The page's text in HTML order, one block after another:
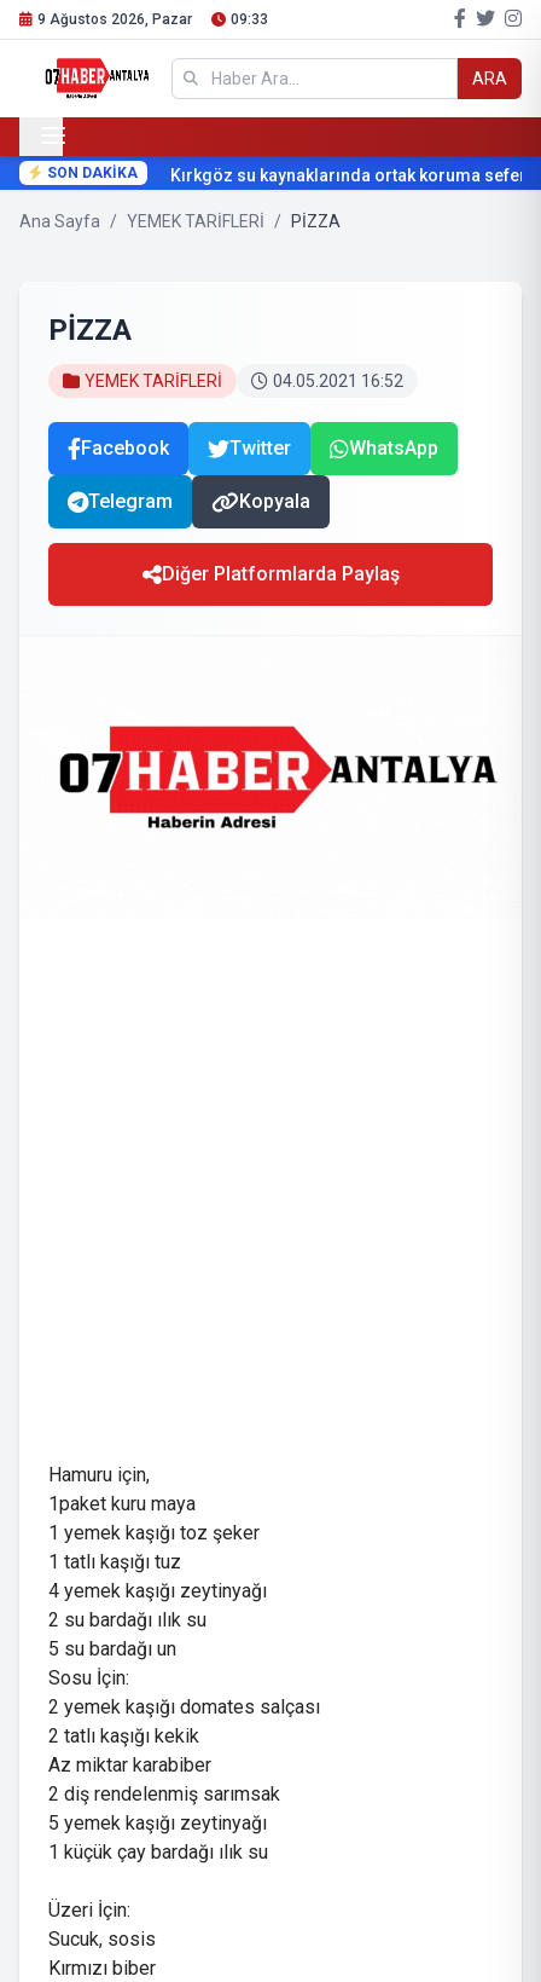
9 Ağustos 2026, Pazar 09:33
ARA
SON DAKİKA Kırkgöz su kaynaklarında ortak koruma
Ana Sayfa / YEMEK TARİFLERİ / PİZZA
PİZZA
YEMEK TARİFLERİ 04.05.2021 16:52
Facebook Twitter WhatsApp
Telegram Kopyala
Diğer Platformlarda Paylaş
Hamuru için,
1paket kuru maya
1 yemek kaşığı toz şeker
1 tatlı kaşığı tuz
4 yemek kaşığı zeytinyağı
2 su bardağı ılık su
5 su bardağı un
Sosu İçin:
2 yemek kaşığı domates salçası
2 tatlı kaşığı kekik
Az miktar karabiber
2 diş rendelenmiş sarımsak
5 yemek kaşığı zeytinyağı
1 küçük çay bardağı ılık su
Üzeri İçin:
Sucuk, sosis
Kırmızı biber